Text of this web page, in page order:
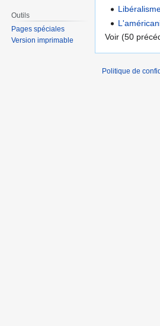
Voir (50
Outils
Pages spéciales
Version imprimable
Politique de